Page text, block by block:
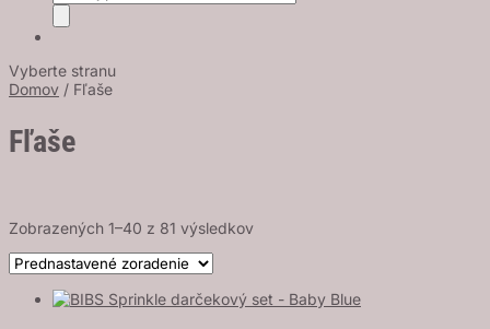
search
Vyberte stranu
Domov / Fľaše
Fľaše
Zobrazených 1–40 z 81 výsledkov